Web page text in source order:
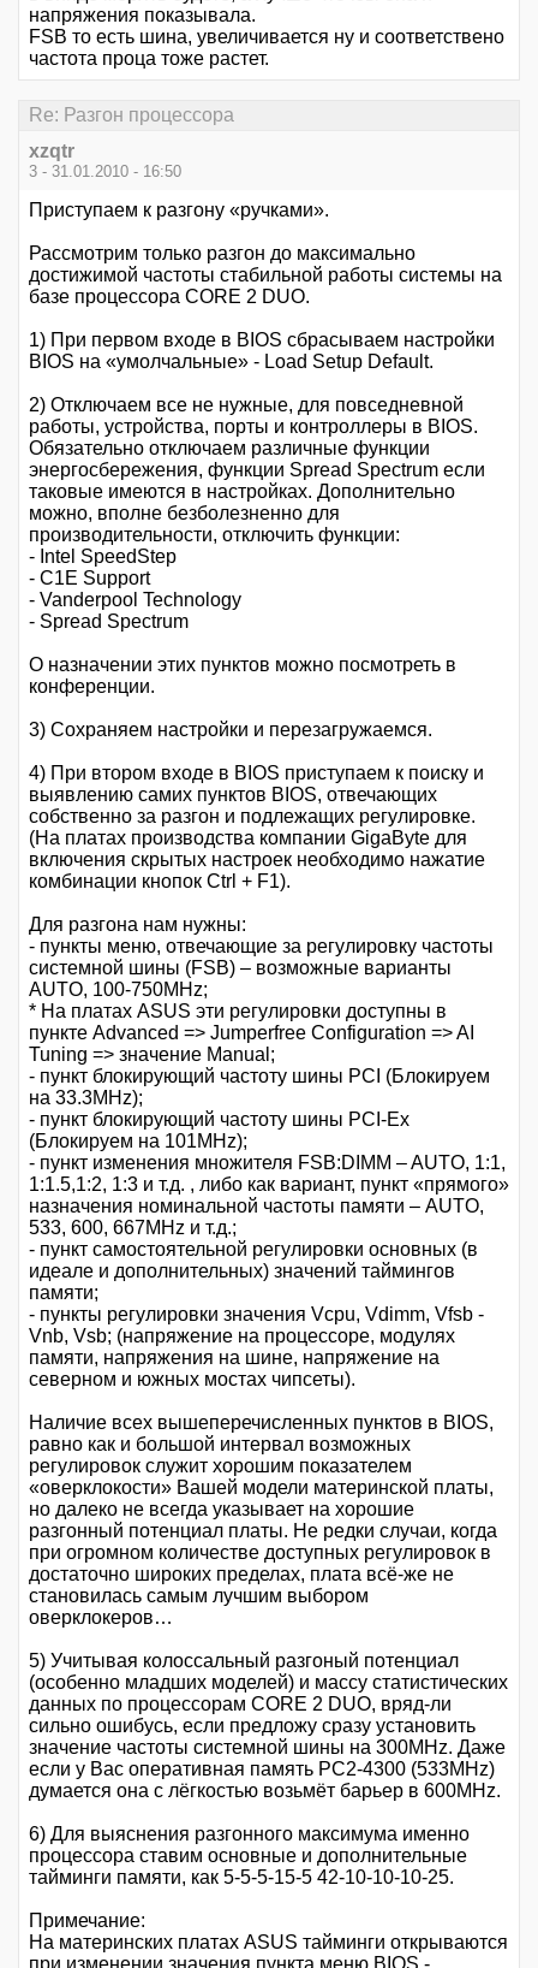
напряжения показывала.
FSB то есть шина, увеличивается ну и соответствено
частота проца тоже растет.
Re: Разгон процессора
xzqtr
3 - 31.01.2010 - 16:50
Приступаем к разгону «ручками».
Рассмотрим только разгон до максимально
достижимой частоты стабильной работы системы на
базе процессора CORE 2 DUO.
1) При первом входе в BIOS сбрасываем настройки
BIOS на «умолчальные» - Load Setup Default.
2) Отключаем все не нужные, для повседневной
работы, устройства, порты и контроллеры в BIOS.
Обязательно отключаем различные функции
энергосбережения, функции Spread Spectrum если
таковые имеются в настройках. Дополнительно
можно, вполне безболезненно для
производительности, отключить функции:
- Intel SpeedStep
- C1E Support
- Vanderpool Technology
- Spread Spectrum
О назначении этих пунктов можно посмотреть в
конференции.
3) Сохраняем настройки и перезагружаемся.
4) При втором входе в BIOS приступаем к поиску и
выявлению самих пунктов BIOS, отвечающих
собственно за разгон и подлежащих регулировке.
(На платах производства компании GigaByte для
включения скрытых настроек необходимо нажатие
комбинации кнопок Ctrl + F1).
Для разгона нам нужны:
- пункты меню, отвечающие за регулировку частоты
системной шины (FSB) – возможные варианты
AUTO, 100-750MHz;
* На платах ASUS эти регулировки доступны в
пункте Advanced => Jumperfree Configuration => AI
Tuning => значение Manual;
- пункт блокирующий частоту шины PCI (Блокируем
на 33.3MHz);
- пункт блокирующий частоту шины PCI-Ex
(Блокируем на 101MHz);
- пункт изменения множителя FSB:DIMM – AUTO, 1:1,
1:1.5,1:2, 1:3 и т.д. , либо как вариант, пункт «прямого»
назначения номинальной частоты памяти – AUTO,
533, 600, 667MHz и т.д.;
- пункт самостоятельной регулировки основных (в
идеале и дополнительных) значений таймингов
памяти;
- пункты регулировки значения Vcpu, Vdimm, Vfsb -
Vnb, Vsb; (напряжение на процессоре, модулях
памяти, напряжения на шине, напряжение на
северном и южных мостах чипсеты).
Наличие всех вышеперечисленных пунктов в BIOS,
равно как и большой интервал возможных
регулировок служит хорошим показателем
«оверклокости» Вашей модели материнской платы,
но далеко не всегда указывает на хорошие
разгонный потенциал платы. Не редки случаи, когда
при огромном количестве доступных регулировок в
достаточно широких пределах, плата всё-же не
становилась самым лучшим выбором
оверклокеров…
5) Учитывая колоссальный разгоный потенциал
(особенно младших моделей) и массу статистических
данных по процессорам CORE 2 DUO, вряд-ли
сильно ошибусь, если предложу сразу установить
значение частоты системной шины на 300MHz. Даже
если у Вас оперативная память PC2-4300 (533MHz)
думается она с лёгкостью возьмёт барьер в 600MHz.
6) Для выяснения разгонного максимума именно
процессора ставим основные и дополнительные
тайминги памяти, как 5-5-5-15-5 42-10-10-10-25.
Примечание:
На материнских платах ASUS тайминги открываются
при изменении значения пункта меню BIOS -